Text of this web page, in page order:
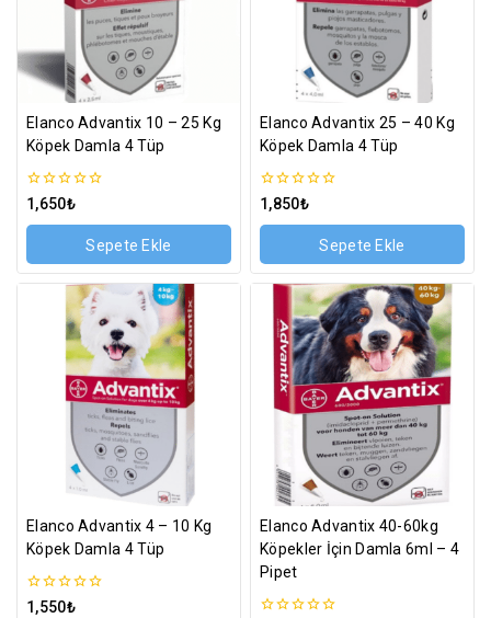
Elanco Advantix 10 – 25 Kg
Köpek Damla 4 Tüp
0
üzerinden
1,650₺
Sepete Ekle
Elanco Advantix 25 – 40 Kg
Köpek Damla 4 Tüp
0
üzerinden
1,850₺
Sepete Ekle
Elanco Advantix 4 – 10 Kg
Köpek Damla 4 Tüp
0
1,550₺
Elanco Advantix 40-60kg
Köpekler İçin Damla 6ml – 4
Pipet